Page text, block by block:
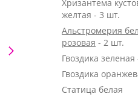
Хризантема
желтая - 3 шт.
Альстромерия
розовая - 2 шт.
Гвоздика
Гвоздика
Статица белая